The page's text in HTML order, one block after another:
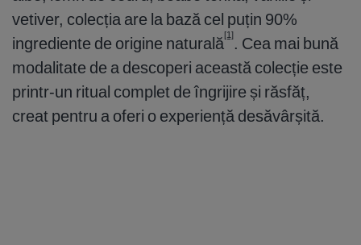
vetiver, colecția are la bază cel puțin 90%
ingrediente de origine naturală[1]. Cea mai bună
modalitate de a descoperi această colecție este
printr-un ritual complet de îngrijire și răsfăț,
creat pentru a oferi o experiență desăvârșită.